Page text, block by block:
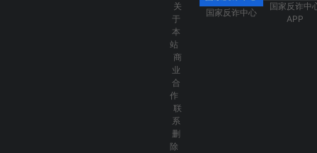
关
于
本
站
商
业
合
作
联
系
删
除
国家反诈中心
国家反诈中
APP